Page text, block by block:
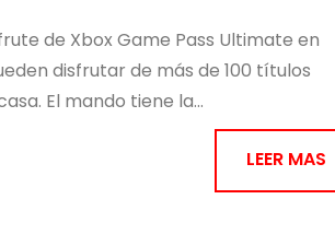
de Xbox Game Pass Ultimate en
disfrutar de más de 100 títulos
El mando tiene la...
LEER MAS